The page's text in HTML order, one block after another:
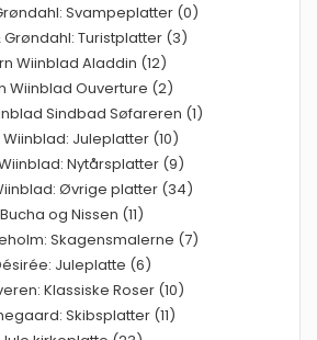
Svampeplatter (0)
Grøndahl: Turistplatter (3)
Wiinblad Aladdin (12)
Wiinblad Ouverture (2)
Sindbad Søfareren (1)
Wiinblad: Juleplatter (10)
Nytårsplatter (9)
Øvrige platter (34)
Bucha og Nissen (11)
Skagensmalerne (7)
Juleplatte (6)
Klassiske Roser (10)
Skibsplatter (11)